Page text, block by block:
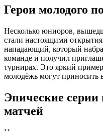
Герои молодого
Несколько юниоров,
стали настоящими
нападающий, который
команде и получил
турнирах. Это яркий
молодёжь могут приносить
Эпические
матчей